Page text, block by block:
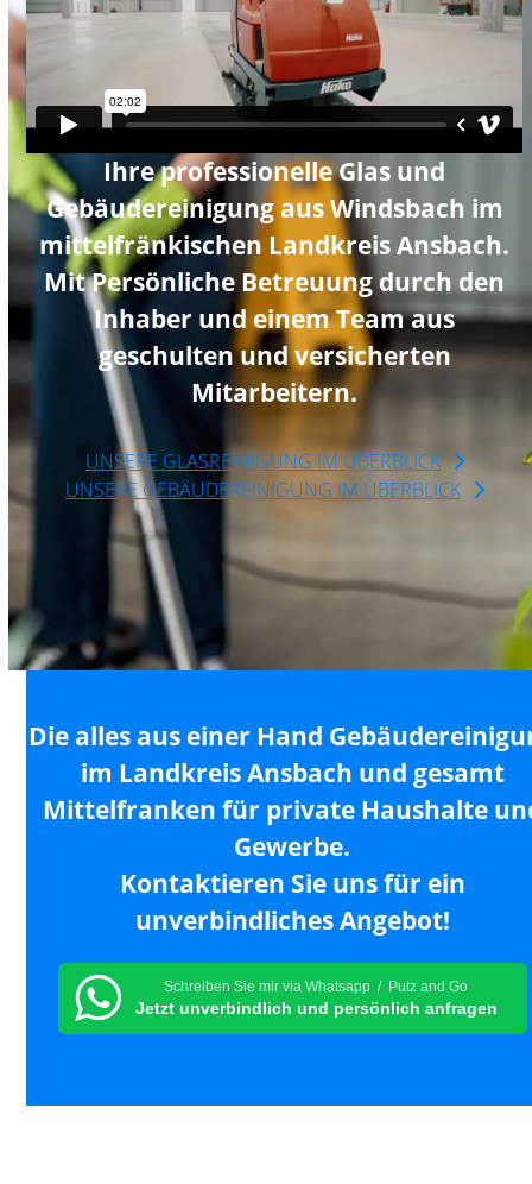
Ihre professionelle Glas und
Gebäudereinigung aus Windsbach im
mittelfränkischen Landkreis Ansbach.
Mit Persönliche Betreuung durch den
Inhaber und einem Team aus
geschulten und versicherten
Mitarbeitern.
UNSERE GLASREINIGUNG IM ÜBERBLICK
UNSERE GEBÄUDEREINIGUNG IM ÜBERBLICK
Die alles aus einer Hand
im Landkreis Ansbach und gesamt
Mittelfranken für private Haushalte
Gewerbe.
Kontaktieren Sie uns für ein
unverbindliches Angebot!
Schreiben Sie mir via Whatsapp / Putz and Go
Jetzt unverbindlich und persönlich anfragen